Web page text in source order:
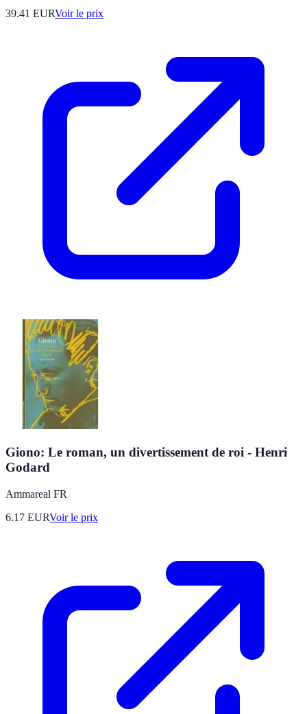
39.41 EURVoir le prix
Giono: Le roman, un divertissement de roi - Henri
Godard
Ammareal FR
6.17 EURVoir le prix